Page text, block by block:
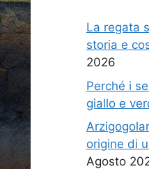
La regata
storia e
2026
Perché i
giallo e
origine di
Agosto